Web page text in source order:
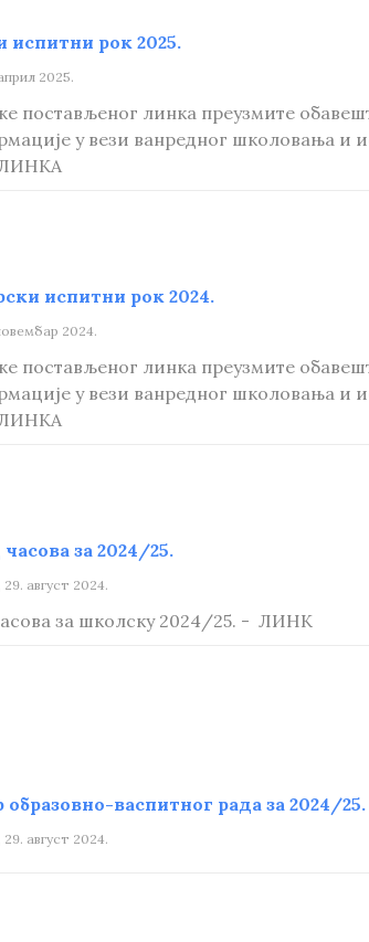
испитни рок 2025.
2025.
постављеног линка преузмите
у вези ванредног школовања и
ЛИНКА
испитни рок 2024.
2024.
постављеног линка преузмите
у вези ванредног школовања и
ЛИНКА
за 2024/25.
август 2024.
за школску 2024/25. - ЛИНК
васпитног рада за 2024/25.
август 2024.